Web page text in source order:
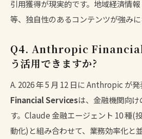
引用獲得が現実的です。地域経済情
等、独自性のあるコンテンツが強みに
Q4. Anthropic
う活用できますか?
A. 2026 年 5 月 12 日に Anthropic が
Financial Servicesは、金融機関向
す。Claude 金融エージェント 10 種(
動化)と組み合わせて、業務効率化と